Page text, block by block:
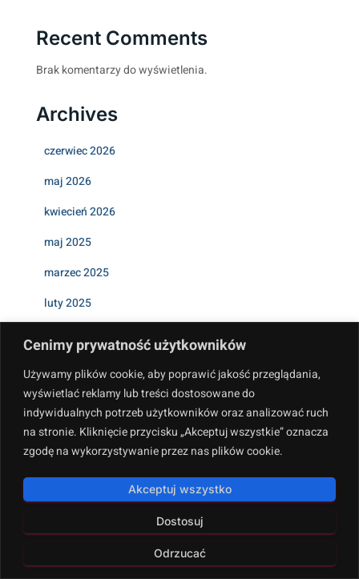
Cenimy prywatność użytkowników
Używamy plików cookie, aby poprawić jakość przeglądania,
wyświetlać reklamy lub treści dostosowane do
indywidualnych potrzeb użytkowników oraz analizować ruch
na stronie. Kliknięcie przycisku „Akceptuj wszystkie” oznacza
zgodę na wykorzystywanie przez nas plików cookie.
Dostosuj
Odrzucać
Akceptuj wszystko
Recent Comments
Brak komentarzy do wyświetlenia.
Archives
czerwiec 2026
maj 2026
kwiecień 2026
maj 2025
marzec 2025
luty 2025
Categories
15
Aktualizacje Algorytmów Google
Analiza Techniczna SEO
Link Building